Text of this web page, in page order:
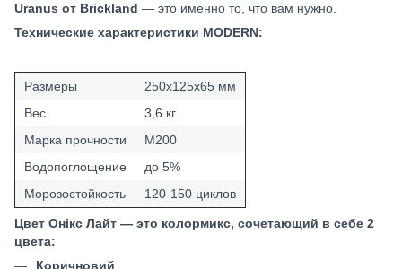
Uranus от Brickland — это именно то, что вам нужно.
Технические характеристики MODERN:
Размеры
250х125х65 мм
Вес
3,6 кг
Марка прочности
М200
Водопоглощение
до 5%
Морозостойкость
120-150 циклов
Цвет Онікс Лайт — это колормикс, сочетающий в себе 2
цвета:
Коричновий